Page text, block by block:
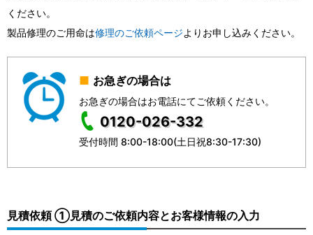
ください。
製品修理のご用命は修理のご依頼ページよりお申し込みください。
お急ぎの場合は
お急ぎの場合はお電話にてご依頼ください。
0120-026-332
受付時間 8:00-18:00(土日祝8:30-17:30)
見積依頼 ①見積のご依頼内容とお客様情報の入力